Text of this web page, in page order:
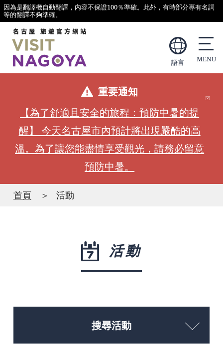
因為是翻譯機自動翻譯，內容不保證100％準確。此外，有時部分專有名詞
等的翻譯不夠準確。
語言
重要通知
【為了舒適且安全的旅程：預防中暑的提
醒】 今天名古屋市內預計將出現嚴酷的高
溫。為了讓您能盡情享受觀光，請務必留意
預防中暑。
首頁 活動
活動
搜尋活動